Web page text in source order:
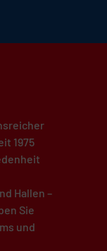
1975
Hallen –
Sie
und